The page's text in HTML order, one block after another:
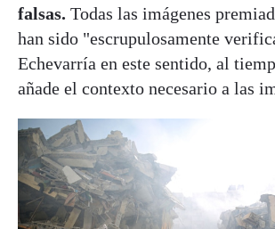
falsas. Todas las imágenes
han sido "escrupulosamente
Echevarría en este sentido, al
añade el contexto necesario a las